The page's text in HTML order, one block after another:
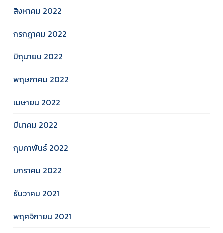
สิงหาคม 2022
กรกฎาคม 2022
มิถุนายน 2022
พฤษภาคม 2022
เมษายน 2022
มีนาคม 2022
กุมภาพันธ์ 2022
มกราคม 2022
ธันวาคม 2021
พฤศจิกายน 2021